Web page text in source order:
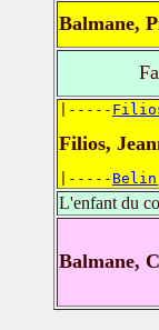
Balmane,
|-----
Filios,
|-----
L'enfant du
Balmane,